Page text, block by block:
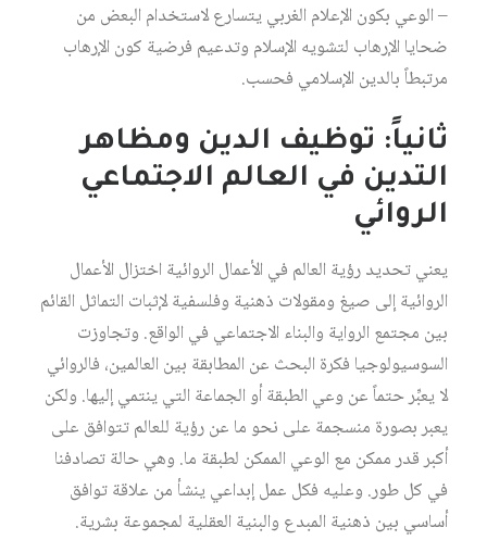
– الوعي بكون الإعلام الغربي يتسارع لاستخدام البعض من
ضحايا الإرهاب لتشويه الإسلام وتدعيم فرضية كون الإرهاب
مرتبطاً بالدين الإسلامي فحسب.
ثانياً: توظيف الدين ومظاهر
التدين في العالم الاجتماعي
الروائي
يعني تحديد رؤية العالم في الأعمال الروائية اختزال الأعمال
الروائية إلى صيغ ومقولات ذهنية وفلسفية لإثبات التماثل القائم
بين مجتمع الرواية والبناء الاجتماعي في الواقع. وتجاوزت
السوسيولوجيا فكرة البحث عن المطابقة بين العالمين، فالروائي
لا يعبِّر حتماً عن وعي الطبقة أو الجماعة التي ينتمي إليها. ولكن
يعبر بصورة منسجمة على نحو ما عن رؤية للعالم تتوافق على
أكبر قدر ممكن مع الوعي الممكن لطبقة ما. وهي حالة تصادفنا
في كل طور. وعليه فكل عمل إبداعي ينشأ من علاقة توافق
أساسي بين ذهنية المبدع والبنية العقلية لمجموعة بشرية.